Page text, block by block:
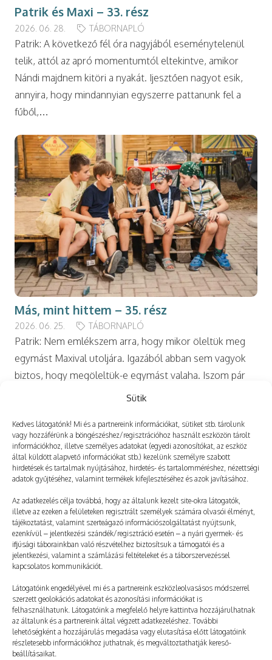
Sütik
Kedves látogatónk! Mi és a partnereink információkat, sütiket stb. tárolunk
vagy hozzáférünk a böngészéshez/regisztrációhoz használt eszközön tárolt
információkhoz, illetve személyes adatokat (egyedi azonosítókat, az eszköz
által küldött alapvető információkat stb.) kezelünk személyre szabott
hirdetések és tartalmak nyújtásához, hirdetés- és tartalomméréshez, nézettségi
adatok gyűjtéséhez, valamint termékek kifejlesztéséhez és azok javításához.
Az adatkezelés célja továbbá, hogy az általunk kezelt site-okra látogatók,
illetve az ezeken a felületeken regisztrált személyek számára olvasói élményt,
tájékoztatást, valamint szerteágazó információszolgáltatást nyújtsunk,
ezenkívül – jelentkezési szándék/regisztráció esetén – a nyári gyermek- és
ifjúsági táborainkban való részvételhez biztosítsuk a támogatói és a
jelentkezési, valamint a számlázási feltételeket és a táborszervezéssel
kapcsolatos kommunikációt.
Látogatóink engedélyével mi és a partnereink eszközleolvasásos módszerrel
szerzett geolokációs adatokat és azonosítási információkat is
felhasználhatunk. Látogatóink a megfelelő helyre kattintva hozzájárulhatnak
az általunk és a partnereink által végzett adatkezeléshez. További
lehetőségként a hozzájárulás megadása vagy elutasítása előtt látogatóink
részletesebb információkhoz juthatnak, és megváltoztathatják kereső-
beállításaikat.
Patrik és Maxi – 33. rész
2026. 06. 28. TÁBORNAPLÓ
Patrik: A következő fél óra nagyjából eseménytelenül
telik, attól az apró momentumtól eltekintve, amikor
Nándi majdnem kitöri a nyakát. Ijesztően nagyot esik,
annyira, hogy mindannyian egyszerre pattanunk fel a
fűből,…
Más, mint hittem – 35. rész
2026. 06. 25. TÁBORNAPLÓ
Patrik: Nem emlékszem arra, hogy mikor öleltük meg
egymást Maxival utoljára. Igazából abban sem vagyok
biztos, hogy megöleltük-e egymást valaha. Iszom pár
kortyot a vízből, majd a homlokomhoz szorítom a…
A testvérem – 34. rész
2026. 06. 20. TÁBORNAPLÓ
Patrik: Maxi szemében őszinte aggodalmat látok, amiből
rögtön sejtem, hogy tényleg szarul nézhetek ki. – Nyugi
– suttogom rekedten –, megmaradok. A hangomtól